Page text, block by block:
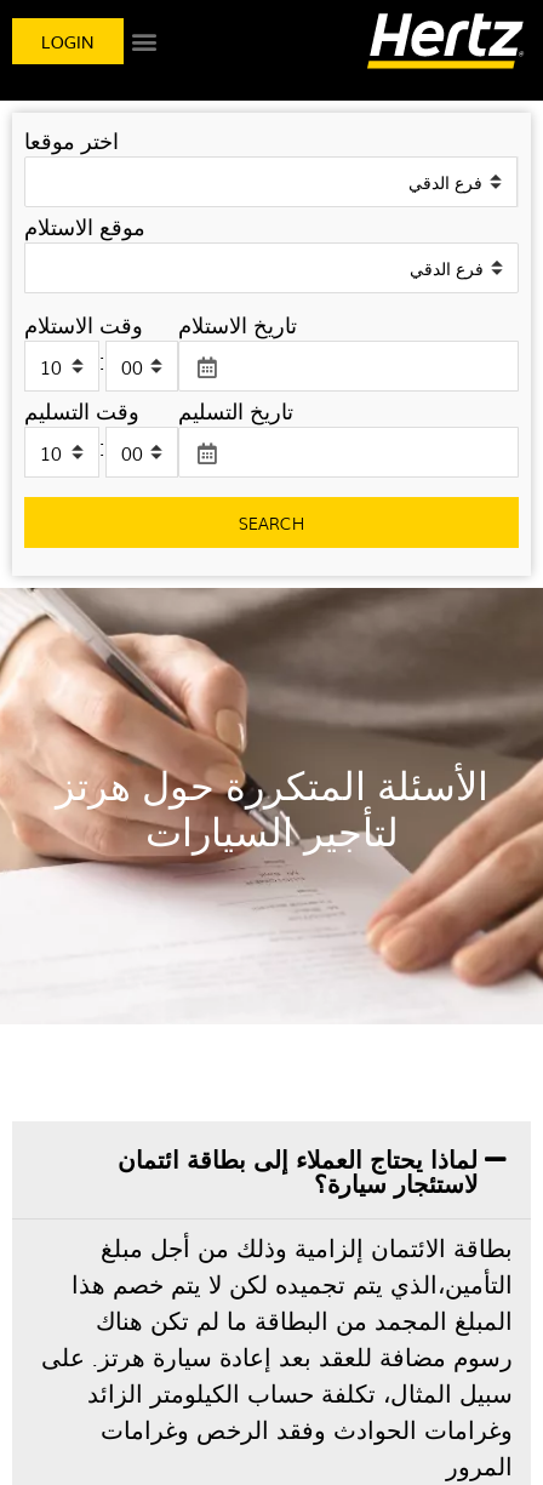
LOGIN
اختر موقعا
موقع الاستلام
تاريخ الاستلام وقت الاستلام
:
تاريخ التسليم وقت التسليم
:
SEARCH
الأسئلة المتكررة حول هرتز
لتأجير السيارات
لماذا يحتاج العملاء إلى بطاقة ائتمان
لاستئجار سيارة؟
بطاقة الائتمان إلزامية وذلك من أجل مبلغ
التأمين،الذي يتم تجميده لكن لا يتم خصم هذا
المبلغ المجمد من البطاقة ما لم تكن هناك
رسوم مضافة للعقد بعد إعادة سيارة هرتز. على
سبيل المثال، تكلفة حساب الكيلومتر الزائد
وغرامات الحوادث وفقد الرخص وغرامات
المرور